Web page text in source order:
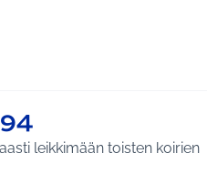
leikkimään toisten koirien